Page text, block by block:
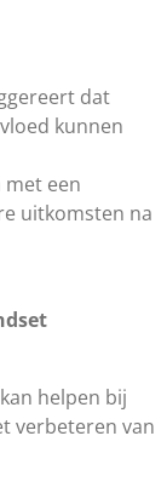
dat
kunnen
een
uitkomsten na
helpen bij
verbeteren van